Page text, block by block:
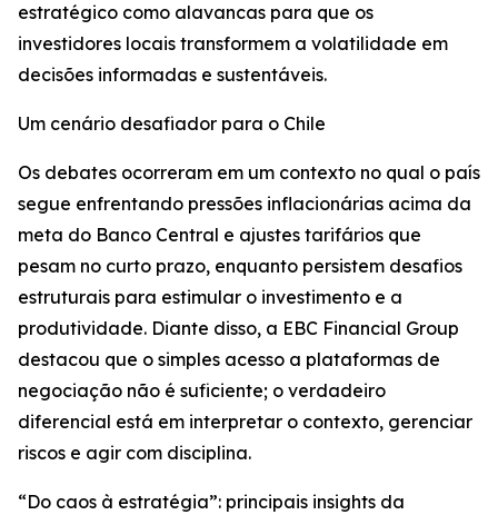
estratégico como alavancas para que os
investidores locais transformem a volatilidade em
decisões informadas e sustentáveis.
Um cenário desafiador para o Chile
Os debates ocorreram em um contexto no qual o país
segue enfrentando pressões inflacionárias acima da
meta do Banco Central e ajustes tarifários que
pesam no curto prazo, enquanto persistem desafios
estruturais para estimular o investimento e a
produtividade. Diante disso, a EBC Financial Group
destacou que o simples acesso a plataformas de
negociação não é suficiente; o verdadeiro
diferencial está em interpretar o contexto, gerenciar
riscos e agir com disciplina.
“Do caos à estratégia”: principais insights da